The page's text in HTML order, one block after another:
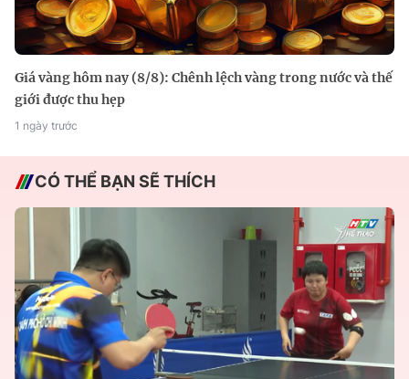
Giá vàng hôm nay (8/8): Chênh lệch vàng trong nước và thế
giới được thu hẹp
1 ngày trước
CÓ THỂ BẠN SẼ THÍCH